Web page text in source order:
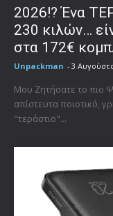
2026!? Ένα
230 κιλών…
στα 172€
Unpackman - 3
Μου Ζητήσατε το πιο
απίστευτα ποιοτικό,
"τεράστιο"...